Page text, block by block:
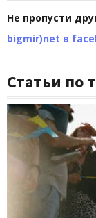
Не пропусти
bigmir)net в
Статьи по